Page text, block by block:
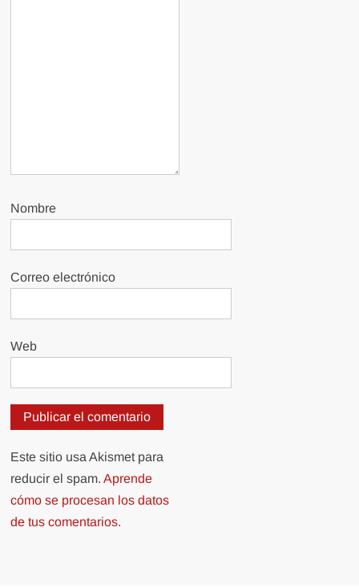
Nombre
Correo electrónico
Web
Este sitio usa Akismet para
reducir el spam.Aprende
cómo se procesan los datos
de tus comentarios.